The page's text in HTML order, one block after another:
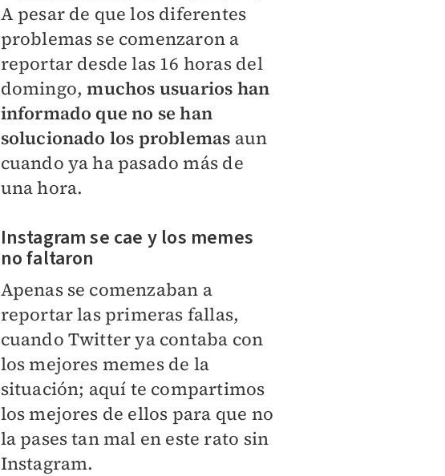
A pesar de que los diferentes
problemas se comenzaron a
reportar desde las 16 horas del
domingo,muchos usuarios han
informado que no se han
solucionado los problemas aun
cuando ya ha pasado más de
una hora.
Instagram se cae y los memes
no faltaron
Apenas se comenzaban a
reportar las primeras fallas,
cuando Twitter ya contaba con
los mejores memes de la
situación; aquí te compartimos
los mejores de ellos para que no
la pases tan mal en este rato sin
Instagram.